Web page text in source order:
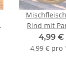
Rind mit
gewolft 1 Kg
4,99 €
4,99 € pro